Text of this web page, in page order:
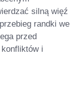
silną więź
randki we
przed
i